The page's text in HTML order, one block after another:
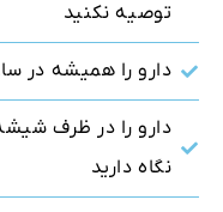
توصیه نکنید
دارو را همیشه در
دارو را در ظرف
نگاه دارید